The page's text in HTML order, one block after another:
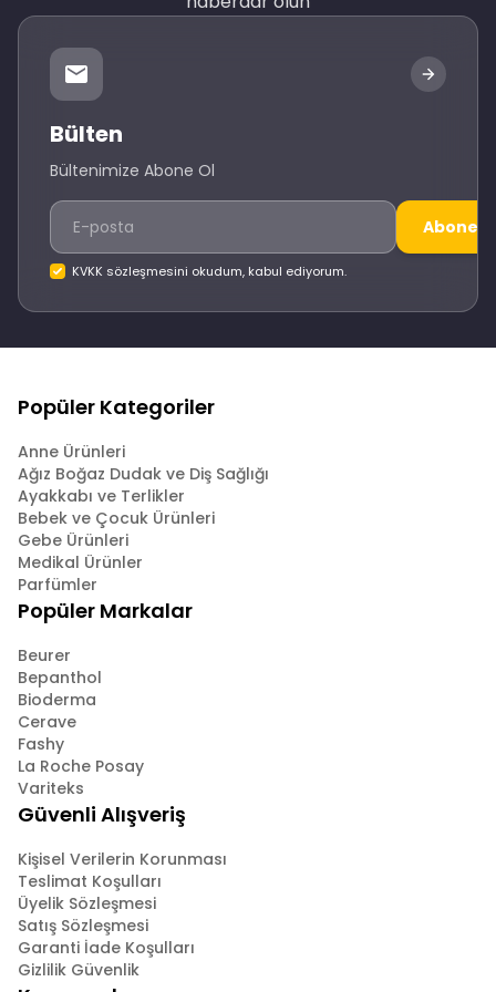
Bülten
Bültenimize Abone Ol
Abone
KVKK sözleşmesini okudum, kabul ediyorum.
Popüler Kategoriler
Anne Ürünleri
Ağız Boğaz Dudak ve Diş Sağlığı
Ayakkabı ve Terlikler
Bebek ve Çocuk Ürünleri
Gebe Ürünleri
Medikal Ürünler
Parfümler
Popüler Markalar
Beurer
Bepanthol
Bioderma
Cerave
Fashy
La Roche Posay
Variteks
Güvenli Alışveriş
Kişisel Verilerin Korunması
Teslimat Koşulları
Üyelik Sözleşmesi
Satış Sözleşmesi
Garanti İade Koşulları
Gizlilik Güvenlik